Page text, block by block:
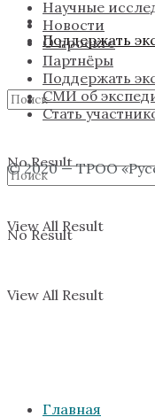
No Result
View All Result
Поддержать
No Result
View All Result
Научные
Новости
О проекте
Партнёры
Поддержать
СМИ об
Стать
© 2020 — ТРОО
Главная